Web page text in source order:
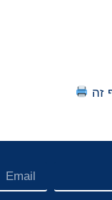
זה